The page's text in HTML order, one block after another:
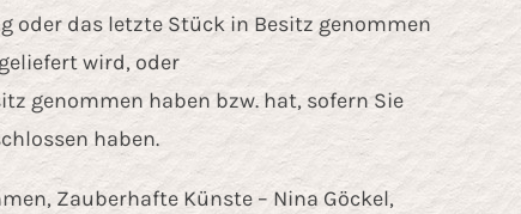
oder das letzte Stück in Besitz genommen
wird, oder
genommen haben bzw. hat, sofern Sie
haben.
Zauberhafte Künste – Nina Göckel,